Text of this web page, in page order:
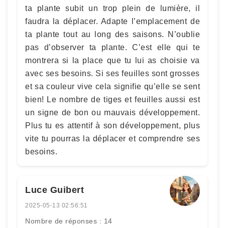
ta plante subit un trop plein de lumière, il
faudra la déplacer. Adapte l’emplacement de
ta plante tout au long des saisons. N’oublie
pas d’observer ta plante. C’est elle qui te
montrera si la place que tu lui as choisie va
avec ses besoins. Si ses feuilles sont grosses
et sa couleur vive cela signifie qu’elle se sent
bien! Le nombre de tiges et feuilles aussi est
un signe de bon ou mauvais développement.
Plus tu es attentif à son développement, plus
vite tu pourras la déplacer et comprendre ses
besoins.
Luce Guibert
2025-05-13 02:56:51
Nombre de réponses : 14